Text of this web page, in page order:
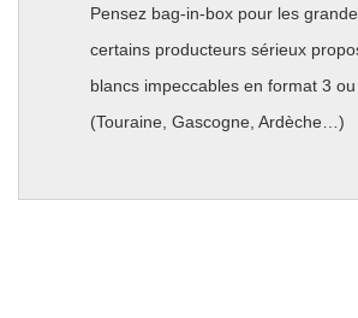
Pensez bag-in-box pour les
certains producteurs sérieux
blancs impeccables en format 3
(Touraine, Gascogne, Ardèche…)